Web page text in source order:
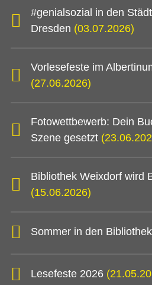
#genialsozial in den
Dresden (03.07.2026)
Vorlesefeste im
(27.06.2026)
Fotowettbewerb: Dein
Szene gesetzt
Bibliothek Weixdorf wird
(15.06.2026)
Sommer in den
Lesefeste 2026